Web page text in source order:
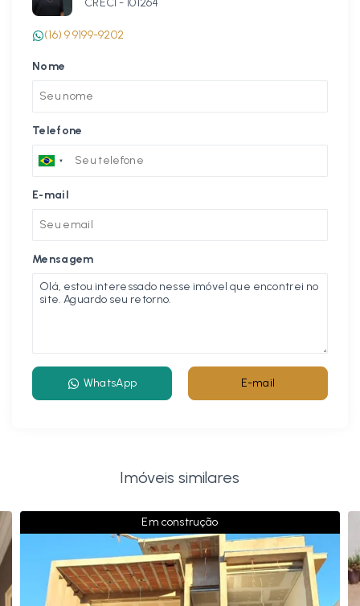
CRECI - 101264
(16) 9 9199-9202
Nome
Telefone
E-mail
Mensagem
WhatsApp E-mail
Imóveis similares
Em construção